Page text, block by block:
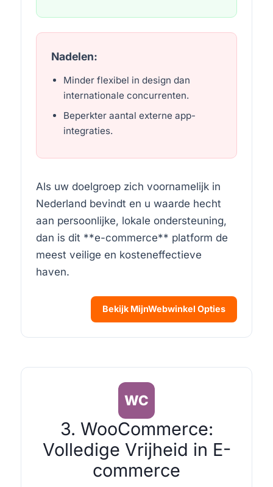
Nadelen:
Minder flexibel in design dan
internationale concurrenten.
Beperkter aantal externe app-
integraties.
Als uw doelgroep zich voornamelijk in
Nederland bevindt en u waarde hecht
aan persoonlijke, lokale ondersteuning,
dan is dit **e-commerce** platform de
meest veilige en kosteneffectieve
haven.
Bekijk MijnWebwinkel Opties
WC
3. WooCommerce:
Volledige Vrijheid in E-
commerce